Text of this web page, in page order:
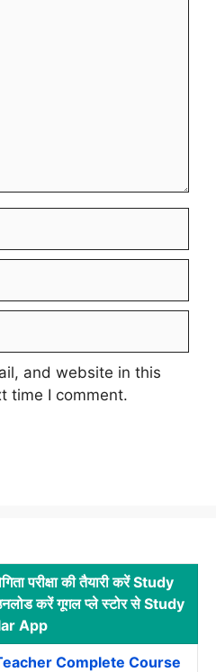
and website in this
time I comment.
परीक्षा की तैयारी करें Study
करें गूगल प्ले स्टोर से Study
App
Complete Course